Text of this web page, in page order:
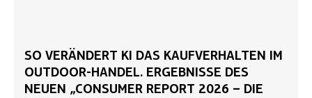
SO VERÄNDERT KI DAS KAUFVERHALTEN IM
OUTDOOR-HANDEL. ERGEBNISSE DES
NEUEN „CONSUMER REPORT 2026 – DIE